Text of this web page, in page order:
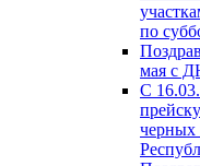
по
мая с
С
черных